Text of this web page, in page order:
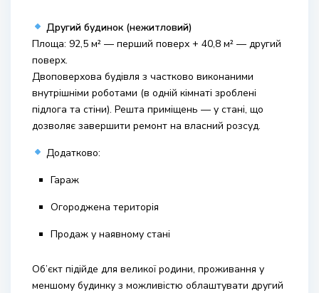
Другий будинок (нежитловий)
Площа: 92,5 м² — перший поверх + 40,8 м² — другий
поверх.
Двоповерхова будівля з частково виконаними
внутрішніми роботами (в одній кімнаті зроблені
підлога та стіни). Решта приміщень — у стані, що
дозволяє завершити ремонт на власний розсуд.
Додатково:
Гараж
Огороджена територія
Продаж у наявному стані
Об’єкт підійде для великої родини, проживання у
меншому будинку з можливістю облаштувати другий